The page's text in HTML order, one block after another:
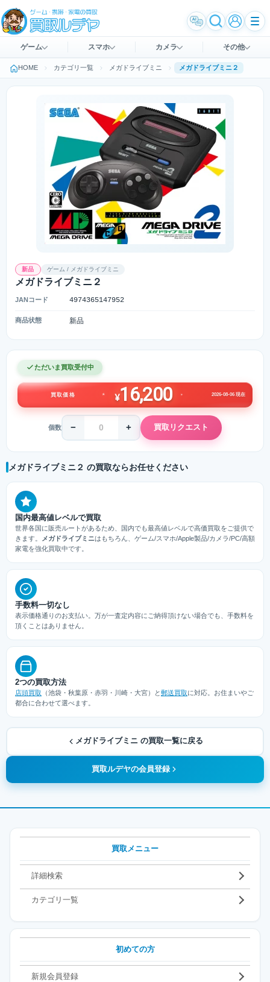
ゲーム スマホ カメラ その他
HOME カテゴリ一覧 メガドライブミニ メガドライブミニ２
新品 ゲーム / メガドライブミニ
メガドライブミニ２
JANコード 4974365147952
商品状態 新品
ただいま買取受付中
買取価格 ¥16,200 2026-08-06 現在
個数 − + 買取リクエスト
メガドライブミニ２ の買取ならお任せください
国内最高値レベルで買取
世界各国に販売ルートがあるため、国内でも最高値レベルで高価買取をご提供で
きます。
メガドライブミニはもちろん、ゲーム/スマホ/Apple製品/カメラ/PC/高額
家電を強化買取中です。
手数料一切なし
表示価格通りのお支払い。万が一査定内容にご納得頂けない場合でも、手数料を
頂くことはありません。
2つの買取方法
店頭買取 （池袋・秋葉原・赤羽・川崎・大宮）と郵送買取に対応。お住まいやご
都合に合わせて選べます。
メガドライブミニ の買取一覧に戻る
買取ルデヤの会員登録
買取メニュー
詳細検索
カテゴリ一覧
初めての方
新規会員登録